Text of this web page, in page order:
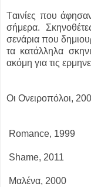
Tαινίες που
σήμερα.
σενάρια που
τα κατάλληλα
ακόμη για τις
Οι Ονειροπόλοι,
Romance, 1999
Shame, 2011
Μαλένα, 2000